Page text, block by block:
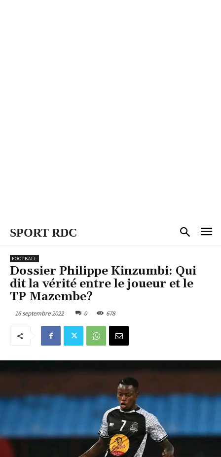
SPORT RDC
FOOTBALL
Dossier Philippe Kinzumbi: Qui
dit la vérité entre le joueur et le
TP Mazembe?
16 septembre 2022 0 678